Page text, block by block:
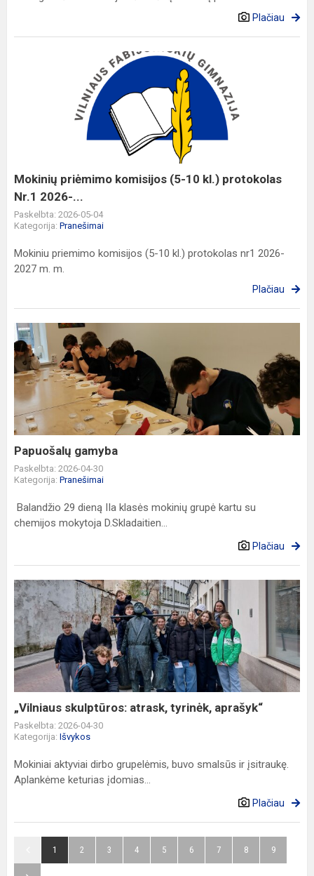
Plačiau
Nr.1
2026-...
Mokinių priėmimo komisijos (5-10 kl.) protokolas
Nr.1 2026-...
Paskelbta: 2026-05-04
Kategorija: Pranešimai
Mokiniu priemimo komisijos (5-10 kl.) protokolas nr1 2026-
2027 m. m.
Plačiau
Papuošalų
gamyba
Papuošalų gamyba
Paskelbta: 2026-04-30
Kategorija: Pranešimai
Balandžio 29 dieną IIa klasės mokinių grupė kartu su
chemijos mokytoja D.Skladaitien...
Plačiau
„Vilniaus
skulptūros:
atrask,
tyrinėk,
aprašyk“
„Vilniaus skulptūros: atrask, tyrinėk, aprašyk“
Paskelbta: 2026-04-30
Kategorija: Išvykos
Mokiniai aktyviai dirbo grupelėmis, buvo smalsūs ir įsitraukę.
Aplankėme keturias įdomias...
Plačiau
1 2 3 4 5 6 7 8 9